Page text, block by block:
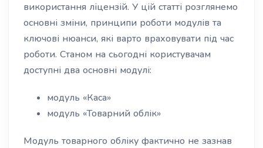
використання ліцензій. У цій статті розглянемо
основні зміни, принципи роботи модулів та
ключові нюанси, які варто враховувати під час
роботи. Станом на сьогодні користувачам
доступні два основні модулі:
модуль «Каса»
модуль «Товарний облік»
Модуль товарного обліку фактично не зазнав